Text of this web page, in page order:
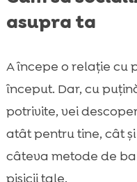
asupra ta
A începe o relație cu
început. Dar, cu
potrivite, vei
atât pentru tine, cât
câteva metode de
pisicii tale.